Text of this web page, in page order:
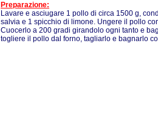
Preparazione:
Lavare e asciugare 1 pollo di circa 1500 g,
salvia e 1 spicchio di limone. Ungere il pollo
Cuocerlo a 200 gradi girandolo ogni tanto e
togliere il pollo dal forno, tagliarlo e bagnarlo